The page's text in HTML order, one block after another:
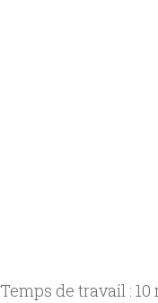
Temps de travail :